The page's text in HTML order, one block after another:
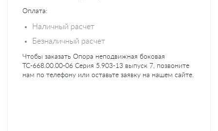
Оплата:
Наличный расчет
Безналичный расчет
Чтобы заказать Опора неподвижная боковая
ТС-668.00.00-06 Серия 5.903-13 выпуск 7, позвоните
нам по телефону или оставьте заявку на нашем сайте.